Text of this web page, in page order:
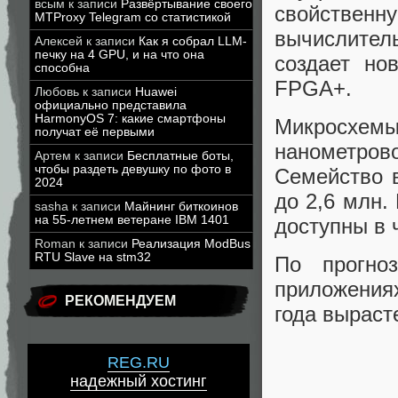
всым к записи Развёртывание своего
MTProxy Telegram со статистикой
Алексей к записи Как я собрал LLM-
печку на 4 GPU, и на что она
способна
Любовь к записи Huawei
официально представила
HarmonyOS 7: какие смартфоны
получат её первыми
Артем к записи Бесплатные боты,
чтобы раздеть девушку по фото в
2024
sasha к записи Майнинг биткоинов
на 55-летнем ветеране IBM 1401
Roman к записи Реализация ModBus
RTU Slave на stm32
РЕКОМЕНДУЕМ
REG.RU
надежный хостинг
создает
FPGA+.
Семейство
до 2,6 млн.
доступны в
По
года